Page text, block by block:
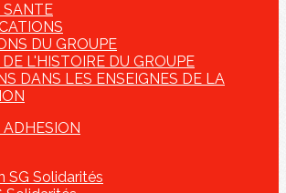
SANTE
DU GROUPE
L'HISTOIRE DU GROUPE
DANS LES ENSEIGNES DE LA
SG Solidarités